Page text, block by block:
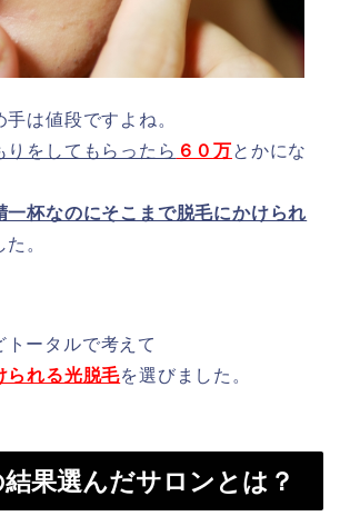
は値段ですよね。
りをしてもらったら ６０万とかにな
一杯なのにそこまで脱毛にかけられ
。
トータルで考えて
られる光脱毛を選びました。
果選んだサロンとは？